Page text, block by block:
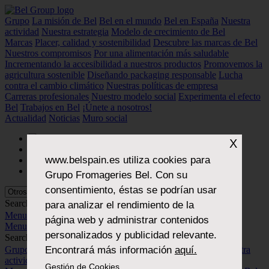
Grupo La misión de Bel Bel en el mundo Bel en España Nuestra
actividad Nuestra estrategia Modelo de crecimiento de Bel
Marcas Placer, calidad y sostenibilidad Descubre las marcas de Bel
Nuestros compromisos Por una alimentación más saludable
Incrementando la accesibilidad a nuestros productos Promovemos la
agricultura sostenible Diseñando packaging responsable Lucha
contra el cambio climático Nuestras políticas de empresa
Carreras profesionales Nuestro modelo social Experimenta el efecto
Bel Trabajos en Bel ¡Únete a nosotros!
Actualidad Noticias Muro social
Search...
Menu
Menu
Search...
Grupo
La misión de Bel Bel en el mundo Bel en España
Nuestra
actividad
X
www.belspain.es utiliza cookies para
Grupo Fromageries Bel. Con su
consentimiento, éstas se podrían usar
para analizar el rendimiento de la
página web y administrar contenidos
personalizados y publicidad relevante.
Encontrará más información aquí.
Gestión de Cookies